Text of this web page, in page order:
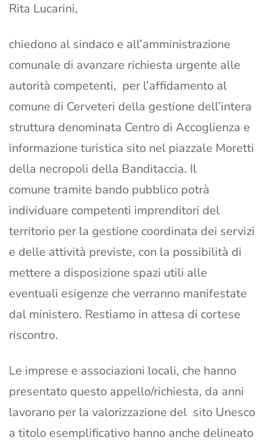
Rita Lucarini,
chiedono al sindaco e all’amministrazione
comunale di avanzare richiesta urgente alle
autorità competenti, per l’affidamento al
comune di Cerveteri della gestione dell’intera
struttura denominata Centro di Accoglienza e
informazione turistica sito nel piazzale Moretti
della necropoli della Banditaccia. Il
comune tramite bando pubblico potrà
individuare competenti imprenditori del
territorio per la gestione coordinata dei servizi
e delle attività previste, con la possibilità di
mettere a disposizione spazi utili alle
eventuali esigenze che verranno manifestate
dal ministero. Restiamo in attesa di cortese
riscontro.
Le imprese e associazioni locali, che hanno
presentato questo appello/richiesta, da anni
lavorano per la valorizzazione del sito Unesco
a titolo esemplificativo hanno anche delineato